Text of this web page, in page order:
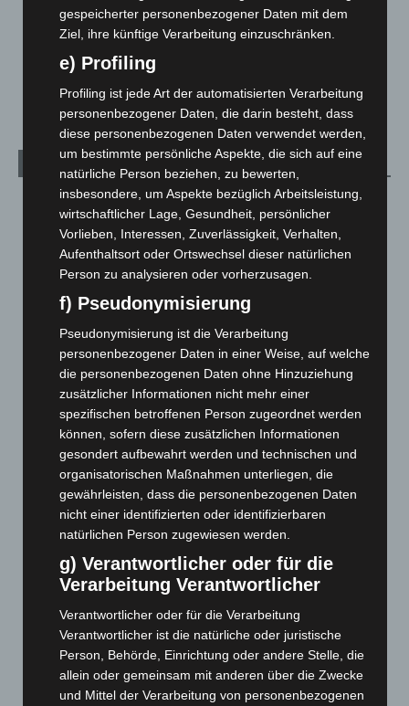
Über uns
Veranstaltungen
1.269
August 2026(9)
Juli 2026(73)
Juni 2026(139)
April 2026(99)
März 2026(115)
Februar 2026(109)
Januar 2026(122)
Dezember 2025(103)
November 2025(114)
Oktober 2025(112)
September 2025(93)
August 2025(90)
Juli 2025 (90)
Juni 2025(103)
Mai 2025(112)
April 2025(88)
März 2025 (111)
Februar 2025(96)
gespeicherter personenbezogener Daten mit dem
Ziel, ihre künftige Verarbeitung einzuschränken.
e) Profiling
Profiling ist jede Art der automatisierten Verarbeitung
personenbezogener Daten, die darin besteht, dass
diese personenbezogenen Daten verwendet werden,
um bestimmte persönliche Aspekte, die sich auf eine
natürliche Person beziehen, zu bewerten,
insbesondere, um Aspekte bezüglich Arbeitsleistung,
wirtschaftlicher Lage, Gesundheit, persönlicher
Vorlieben, Interessen, Zuverlässigkeit, Verhalten,
Aufenthaltsort oder Ortswechsel dieser natürlichen
Person zu analysieren oder vorherzusagen.
f) Pseudonymisierung
Pseudonymisierung ist die Verarbeitung
personenbezogener Daten in einer Weise, auf welche
die personenbezogenen Daten ohne Hinzuziehung
zusätzlicher Informationen nicht mehr einer
spezifischen betroffenen Person zugeordnet werden
können, sofern diese zusätzlichen Informationen
gesondert aufbewahrt werden und technischen und
organisatorischen Maßnahmen unterliegen, die
gewährleisten, dass die personenbezogenen Daten
nicht einer identifizierten oder identifizierbaren
natürlichen Person zugewiesen werden.
g) Verantwortlicher oder für die
Verarbeitung Verantwortlicher
Verantwortlicher oder für die Verarbeitung
Verantwortlicher ist die natürliche oder juristische
Person, Behörde, Einrichtung oder andere Stelle, die
allein oder gemeinsam mit anderen über die Zwecke
und Mittel der Verarbeitung von personenbezogenen